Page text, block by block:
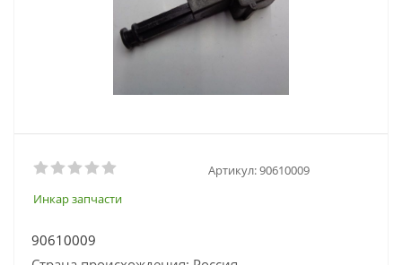
Артикул:90610009
Инкар запчасти
90610009